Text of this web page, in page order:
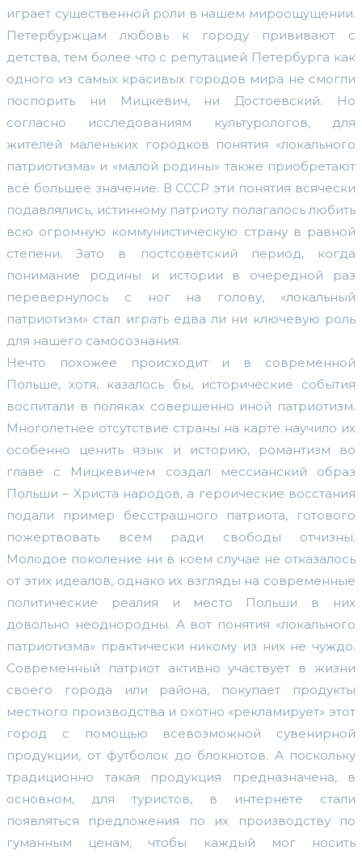
играет существенной роли в нашем мироощущении.
Петербуржцам любовь к городу прививают с
детства, тем более что с репутацией Петербурга как
одного из самых красивых городов мира не смогли
поспорить ни Мицкевич, ни Достоевский. Но
согласно исследованиям культурологов, для
жителей маленьких городков понятия «локального
патриотизма» и «малой родины» также приобретают
всё большее значение. В СССР эти понятия всячески
подавлялись, истинному патриоту полагалось любить
всю огромную коммунистическую страну в равной
степени. Зато в постсоветский период, когда
понимание родины и истории в очередной раз
перевернулось с ног на голову, «локальный
патриотизм» стал играть едва ли ни ключевую роль
для нашего самосознания.
Нечто похожее происходит и в современной
Польше, хотя, казалось бы, исторические события
воспитали в поляках совершенно иной патриотизм.
Многолетнее отсутствие страны на карте научило их
особенно ценить язык и историю, романтизм во
главе с Мицкевичем создал мессианский образ
Польши – Христа народов, а героические восстания
подали пример бесстрашного патриота, готового
пожертвовать всем ради свободы отчизны.
Молодое поколение ни в коем случае не отказалось
от этих идеалов, однако их взгляды на современные
политические реалия и место Польши в них
довольно неоднородны. А вот понятия «локального
патриотизма» практически никому из них не чуждо.
Современный патриот активно участвует в жизни
своего города или района, покупает продукты
местного производства и охотно «рекламирует» этот
город с помощью всевозможной сувенирной
продукции, от футболок до блокнотов. А поскольку
традиционно такая продукция предназначена, в
основном, для туристов, в интернете стали
появляться предложения по их производству по
гуманным ценам, чтобы каждый мог носить